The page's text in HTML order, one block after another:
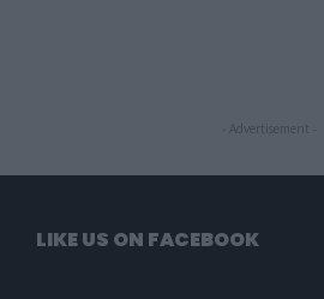
- Advertisement -
LIKE US ON FACEBOOK